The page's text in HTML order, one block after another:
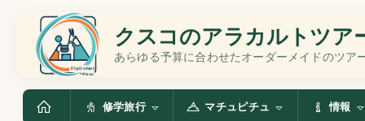
クスコのアラカルトツア
あらゆる予算に合わせたオーダーメイドのツア
修学旅行 マチュピチュ 情報